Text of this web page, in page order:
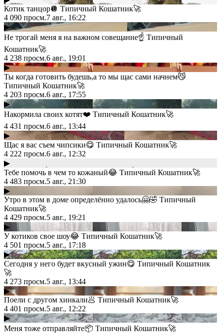
Котик танцор🪩 Типичный Кошатник🚀
4 090 просм.7 авг., 16:22
▶
Не трогай меня я на важном совещание☝️ Типичный
Кошатник🚀
4 238 просм.6 авг., 19:01
▶
Ты когда готовить будешь,а то мы щас сами начнем😼
Типичный Кошатник🚀
4 203 просм.6 авг., 17:55
▶
Накормила своих котят❤️ Типичный Кошатник🚀
4 431 просм.6 авг., 13:44
▶
Щас я вас съем чипсики😋 Типичный Кошатник🚀
4 222 просм.6 авг., 12:32
▶
Тебе помочь в чем то кожаный😂 Типичный Кошатник🚀
4 483 просм.5 авг., 21:30
▶
Утро в этом в доме определённо удалось🤗🤣 Типичный
Кошатник🚀
4 429 просм.5 авг., 19:21
▶
У котиков свое шоу😂 Типичный Кошатник🚀
4 501 просм.5 авг., 17:18
▶
Сегодня у него будет вкусный ужин😋 Типичный Кошатник
🚀
4 273 просм.5 авг., 13:44
▶
Поели с другом хинкали🥟 Типичный Кошатник🚀
4 401 просм.5 авг., 12:22
▶
Меня тоже отправляйте📦 Типичный Кошатник🚀